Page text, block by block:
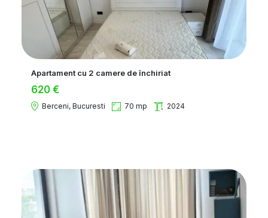
Apartament cu 2 camere de închiriat
620 €
Berceni, Bucuresti 70 mp 2024